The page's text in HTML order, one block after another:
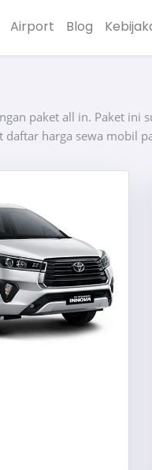
Airport Blog
paket all in. Paket ini
harga sewa mobil